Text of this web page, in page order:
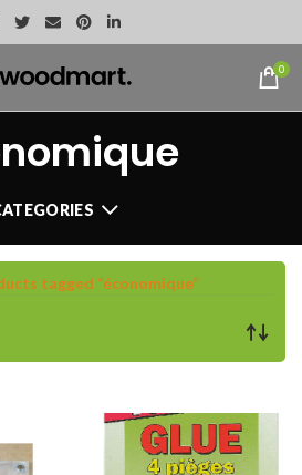
0
tagged “économique”